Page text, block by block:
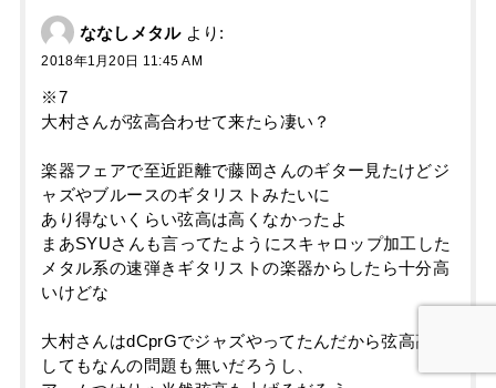
ななしメタル より:
2018年1月20日 11:45 AM
※7
大村さんが弦高合わせて来たら凄い？
楽器フェアで至近距離で藤岡さんのギター見たけどジ
ャズやブルースのギタリストみたいに
あり得ないくらい弦高は高くなかったよ
まあSYUさんも言ってたようにスキャロップ加工した
メタル系の速弾きギタリストの楽器からしたら十分高
いけどな
大村さんはdCprGでジャズやってたんだから弦高高く
してもなんの問題も無いだろうし、